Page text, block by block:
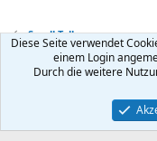
Small Talk
Kontakt
Community platform by
Diese Seite verwendet
einem Login
Durch die weitere